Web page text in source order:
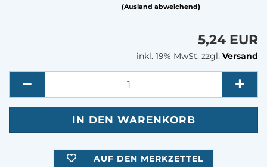
(Ausland abweichend)
5,24 EUR
inkl. 19% MwSt. zzgl. Versand
AUF DEN MERKZETTEL